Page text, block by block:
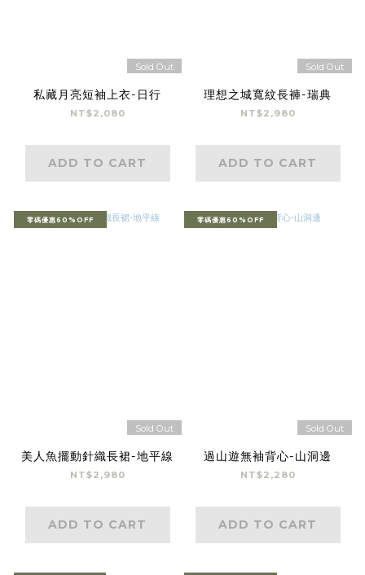
Sold Out
私藏月亮短袖上衣-日行
NT$2,080
ADD TO CART
Sold Out
理想之城寬紋長褲-瑞典
NT$2,980
ADD TO CART
零碼優惠60%OFF
Sold Out
美人魚擺動針織長裙-地平線
NT$2,980
ADD TO CART
零碼優惠60%OFF
Sold Out
過山遊無袖背心-山洞邊
NT$2,280
ADD TO CART